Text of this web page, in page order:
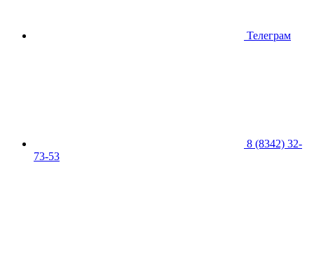
Телеграм
8 (8342) 32-
73-53